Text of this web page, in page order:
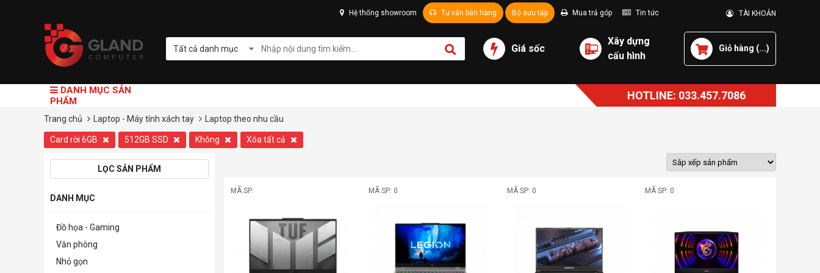
Hệ thống showroom Tư vấn bán hàng Bộ sưu tập Mua trả góp Tin tức TÀI KHOẢN
Tất cả danh mục Giá sốc
Xây dựng
cấu hình
Giỏ hàng (...)
DANH MỤC SẢN
PHẨM
HOTLINE: 033.457.7086
Trang chủ Laptop - Máy tính xách tay Laptop theo nhu cầu
Card rời 6GB 512GB SSD Không Xóa tất cả
LỌC SẢN PHẨM
DANH MỤC
Đồ họa - Gaming
Văn phòng
Nhỏ gọn
MÃ SP: MÃ SP: 0 MÃ SP: 0 MÃ SP: 0